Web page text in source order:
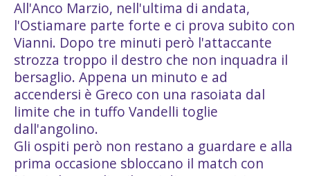
All'Anco Marzio, nell'ultima di andata,
l'Ostiamare parte forte e ci prova subito con
Vianni. Dopo tre minuti però l'attaccante
strozza troppo il destro che non inquadra il
bersaglio. Appena un minuto e ad
accendersi è Greco con una rasoiata dal
limite che in tuffo Vandelli toglie
dall'angolino.
Gli ospiti però non restano a guardare e alla
prima occasione sbloccano il match con